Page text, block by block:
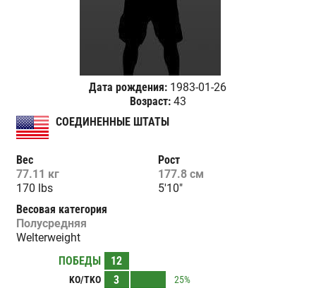
Дата рождения: 1983-01-26
Возраст:43
СОЕДИНЕННЫЕ ШТАТЫ
Вес
77.11 кг
170 lbs
Рост
177.8 см
5'10"
Весовая категория
Полусредняя
Welterweight
ПОБЕДЫ
12
KO/TKO 3
25%